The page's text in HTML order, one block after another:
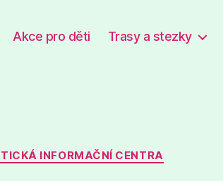
Akce pro děti Trasy a stezky
Rubriky
INFORMAČNÍ CENTRA